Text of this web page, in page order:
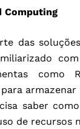
Computing
das
como
saber
de recursos